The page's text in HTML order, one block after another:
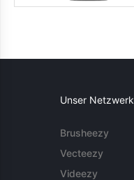
Unser Netzwerk
Brusheezy
Vecteezy
Videezy